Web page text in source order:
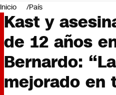
Negocios
Deportes
Programas completos
Cultura
Servicios
Bits
CNN tiempo
Inicio País
Kast y
de 12 años
Bernardo:
mejorado en